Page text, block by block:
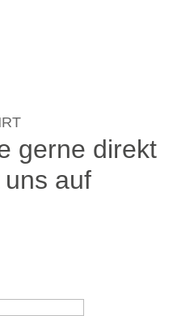
gerne direkt
auf